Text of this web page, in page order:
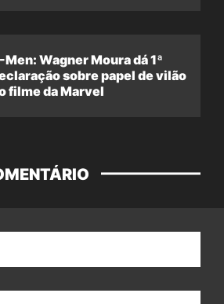
Men: Wagner Moura dá 1ª
sobre papel de vilão
filme da Marvel